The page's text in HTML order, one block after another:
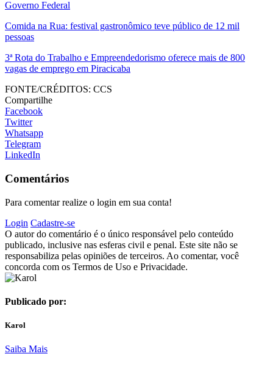
Governo Federal
Comida na Rua: festival gastronômico teve público de 12 mil
pessoas
3ª Rota do Trabalho e Empreendedorismo oferece mais de 800
vagas de emprego em Piracicaba
FONTE/CRÉDITOS: CCS
Compartilhe
Facebook
Twitter
Whatsapp
Telegram
LinkedIn
Comentários
Para comentar realize o login em sua conta!
Login Cadastre-se
O autor do comentário é o único responsável pelo conteúdo
publicado, inclusive nas esferas civil e penal. Este site não se
responsabiliza pelas opiniões de terceiros. Ao comentar, você
concorda com os Termos de Uso e Privacidade.
Publicado por:
Karol
Saiba Mais